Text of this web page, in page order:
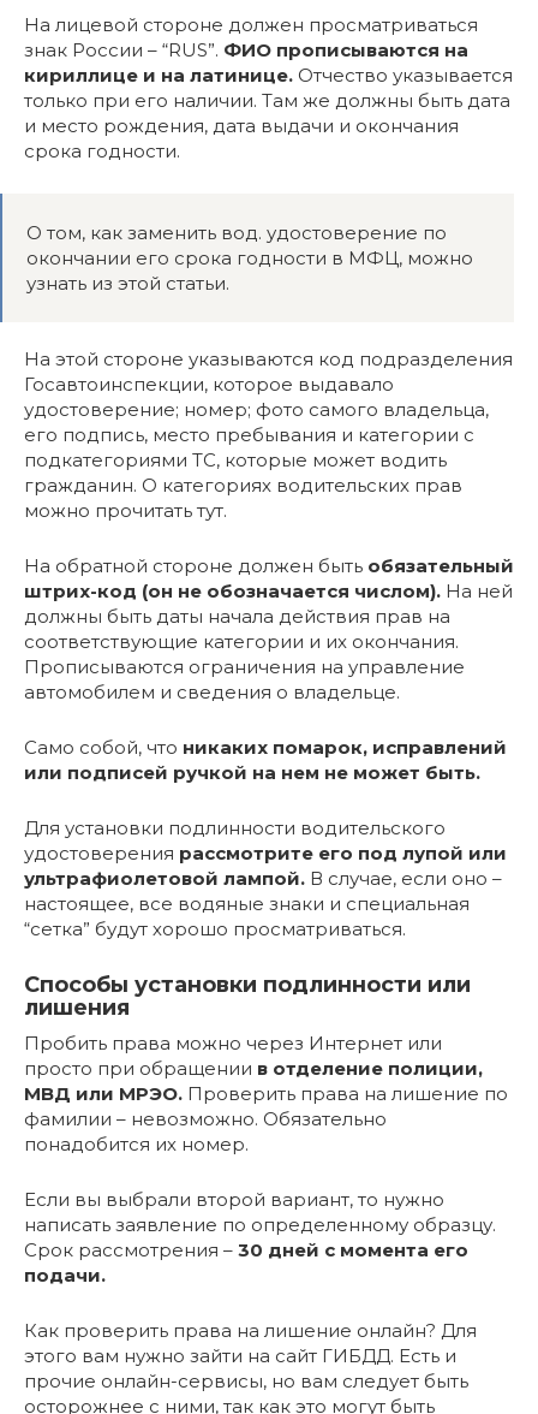
На лицевой стороне должен просматриваться
знак России – “RUS”. ФИО прописываются на
кириллице и на латинице. Отчество указывается
только при его наличии. Там же должны быть дата
и место рождения, дата выдачи и окончания
срока годности.
О том, как заменить вод. удостоверение по
окончании его срока годности в МФЦ, можно
узнать из этой статьи.
На этой стороне указываются код подразделения
Госавтоинспекции, которое выдавало
удостоверение; номер; фото самого владельца,
его подпись, место пребывания и категории с
подкатегориями ТС, которые может водить
гражданин. О категориях водительских прав
можно прочитать тут.
На обратной стороне должен быть обязательный
штрих-код (он не обозначается числом). На ней
должны быть даты начала действия прав на
соответствующие категории и их окончания.
Прописываются ограничения на управление
автомобилем и сведения о владельце.
Само собой, что никаких помарок, исправлений
или подписей ручкой на нем не может быть.
Для установки подлинности водительского
удостоверения рассмотрите его под лупой или
ультрафиолетовой лампой. В случае, если оно –
настоящее, все водяные знаки и специальная
“сетка” будут хорошо просматриваться.
Способы установки подлинности или
лишения
Пробить права можно через Интернет или
просто при обращении в отделение полиции,
МВД или МРЭО. Проверить права на лишение по
фамилии – невозможно. Обязательно
понадобится их номер.
Если вы выбрали второй вариант, то нужно
написать заявление по определенному образцу.
Срок рассмотрения – 30 дней с момента его
подачи.
Как проверить права на лишение онлайн? Для
этого вам нужно зайти на сайт ГИБДД. Есть и
прочие онлайн-сервисы, но вам следует быть
осторожнее с ними, так как это могут быть